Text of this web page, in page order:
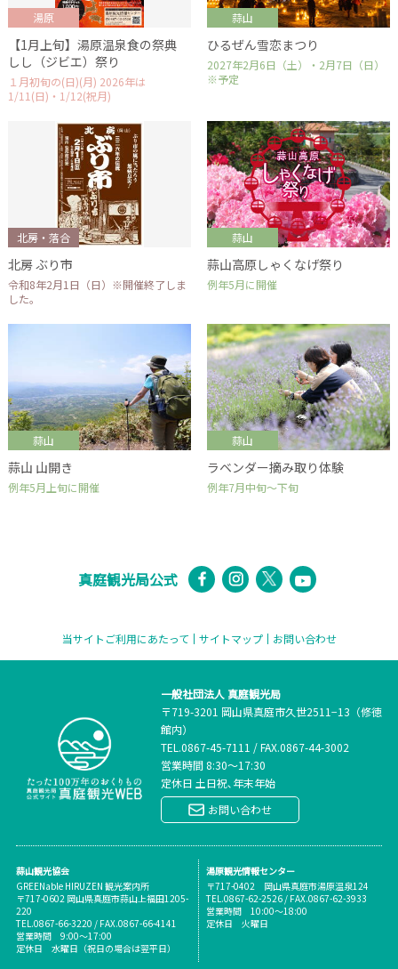
湯原
【1月上旬】湯原温泉食の祭典
しし（ジビエ）祭り
１月初旬の(日)(月) 2026年は
1/11(日)・1/12(祝月)
蒜山
ひるぜん雪恋まつり
2027年2月6日（土）・2月7日（日）
※予定
北房・落合
北房 ぶり市
令和8年2月1日（日）※開催終了しま
した。
蒜山
蒜山高原しゃくなげ祭り
例年5月に開催
蒜山
蒜山 山開き
例年5月上旬に開催
蒜山
ラベンダー摘み取り体験
例年7月中旬～下旬
真庭観光局公式
当サイトご利用にあたって サイトマップ お問い合わせ
一般社団法人 真庭観光局
〒719-3201 岡山県真庭市久世2511−13（修徳
館内）
TEL.0867-45-7111 /FAX.0867-44-3002
営業時間 8:30～17:30
定休日 土日祝､年末年始
お問い合わせ
蒜山観光協会
GREENable HIRUZEN 観光案内所
〒717-0602 岡山県真庭市蒜山上福田1205-
220
TEL.0867-66-3220 / FAX.0867-66-4141
営業時間 9:00～17:00
定休日 水曜日（祝日の場合は翌平日）
湯原観光情報センター
〒717-0402 岡山県真庭市湯原温泉124
TEL.0867-62-2526 / FAX.0867-62-3933
営業時間 10:00～18:00
定休日 火曜日